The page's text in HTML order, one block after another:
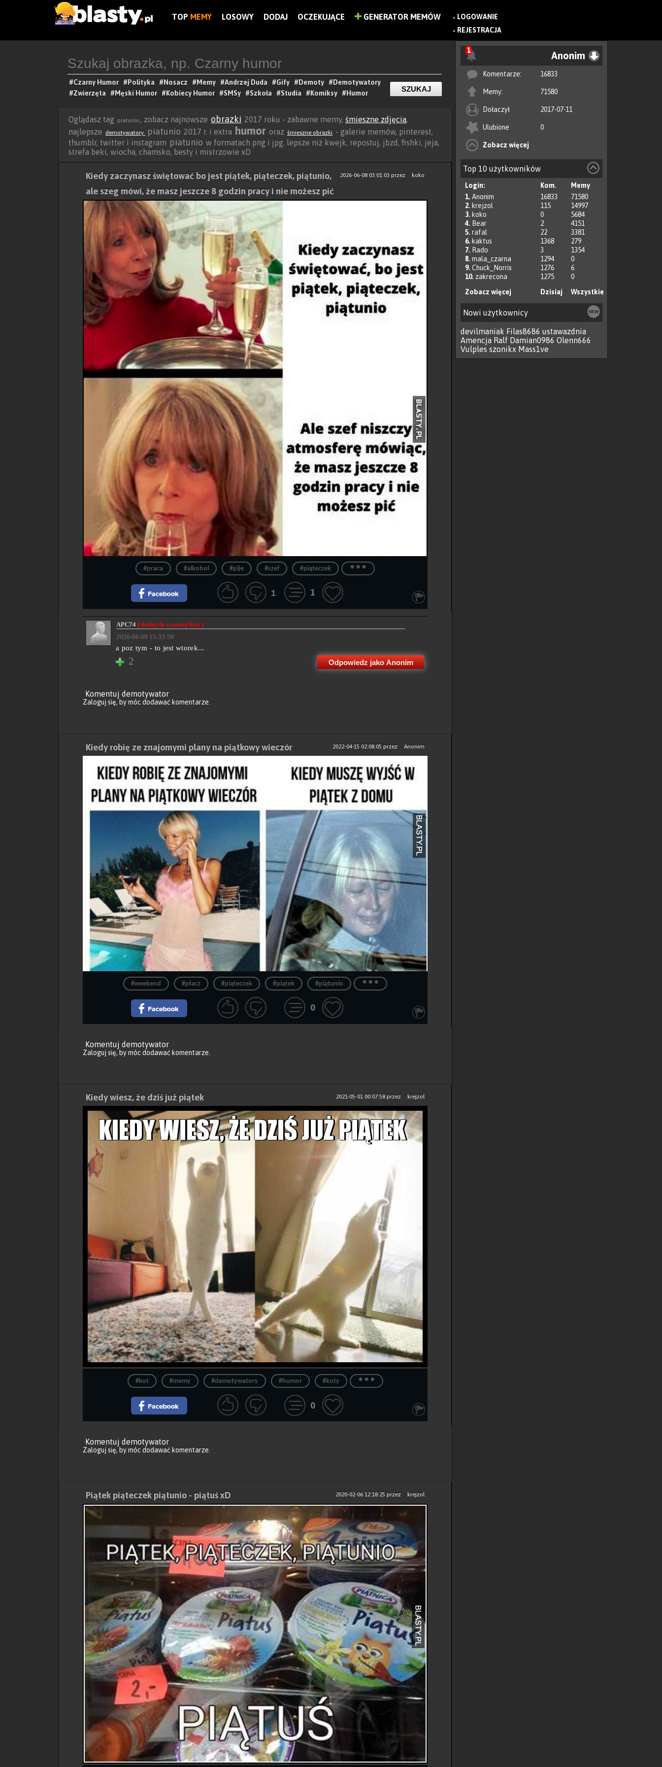
TOP MEMY LOSOWY DODAJ OCZEKUJĄCE GENERATOR MEMÓW » LOGOWANIE
» REJESTRACJA
1 Anonim
Komentarze: 16833
Memy: 71580
Dołaczył 2017-07-11
Ulubione 0
Zobacz więcej
Top 10 użytkowników
Login: Kom.
Memy
1. Anonim 16833
71580
2. krejzol 115
14997
3. koko 0
5684
4. Bear 2
4151
5. rafal 22
3381
6. kaktus 1368
279
7. Rado 3
1354
8. mala_czarna 1294
0
9. Chuck_Norris 1276
6
10. zakrecona 1275
0
Zobacz więcej
Dzisiaj Wszystkie
Nowi użytkownicy
devilmaniak Filas8686 ustawazdnia
Amencja Ralf Damian0986 Olenn666
Vulples szonikx Mass1ve
#Czarny Humor #Polityka #Nosacz #Memy #Andrzej Duda #Gify #Demoty
#Demotywatory
#Zwierzęta
#Męski Humor #Kobiecy Humor #SMSy #Szkoła #Studia #Komiksy #Humor
Oglądasz tag piatunio , zobacz najnowsze obrazki 2017 roku - zabawne memy, śmieszne zdjęcia,
najlepsze demotywatory piatunio 2017 r. i extra humor oraz śmieszne obrazki - galerie memów, pinterest,
thumblr, twitter i instagram piatunio w formatach png i jpg. lepsze niż kwejk, repostuj, jbzd, fishki, jeja,
strefa beki, wiocha, chamsko, besty i mistrzowie xD
2026-06-08 03:01:03 przez koko
Kiedy zaczynasz świętować bo jest piątek, piąteczek, piątunio,
ale szeg mówi, że masz jeszcze 8 godzin pracy i nie możesz pić
#praca #alkohol #pije #szef #piąteczek ...
1 1
APC74 ( dodaj do czarnej listy )
2026-06-09 15:33:59
a poz tym - to jest wtorek...
2 Odpowiedz jako Anonim
Komentuj demotywator
Zaloguj się, by móc dodawać komentarze.
2022-04-15 02:08:05 przez Anonim
Kiedy robię ze znajomymi plany na piątkowy wieczór
#weekend #płacz #piąteczek #piątek #piątunio ...
0
Komentuj demotywator
Zaloguj się, by móc dodawać komentarze.
2021-05-01 00:07:58przez krejzol
Kiedy wiesz, że dziś już piątek
#kot #memy #demotywatory #humor #koty ...
0
Komentuj demotywator
Zaloguj się, by móc dodawać komentarze.
2020-02-06 12:18:25 przez krejzol
Piątek piąteczek piątunio - piątuś xD